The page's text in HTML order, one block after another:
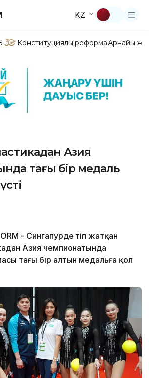
KZ
Конституциялық реформаАрнайы
Азия
тағы бір медаль
- Сингапурде өтіп жатқан
Азия чемпионатында
тағы бір алтын медальға қол